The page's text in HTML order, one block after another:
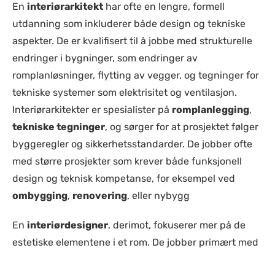
En interiørarkitekt har ofte en lengre, formell
utdanning som inkluderer både design og tekniske
aspekter. De er kvalifisert til å jobbe med strukturelle
endringer i bygninger, som endringer av
romplanløsninger, flytting av vegger, og tegninger for
tekniske systemer som elektrisitet og ventilasjon.
Interiørarkitekter er spesialister på romplanlegging,
tekniske tegninger, og sørger for at prosjektet følger
byggeregler og sikkerhetsstandarder. De jobber ofte
med større prosjekter som krever både funksjonell
design og teknisk kompetanse, for eksempel ved
ombygging, renovering, eller nybygg​
En interiørdesigner, derimot, fokuserer mer på de
estetiske elementene i et rom. De jobber primært med